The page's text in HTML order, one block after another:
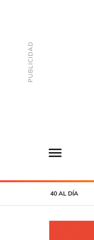
40 AL DÍA